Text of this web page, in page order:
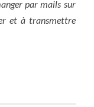
par mails sur
et à transmettre